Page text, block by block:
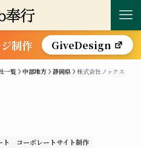
制作 GiveDesign
一覧 中部地方 静岡県 株式会社ノックス
ト
コーポレートサイト制作